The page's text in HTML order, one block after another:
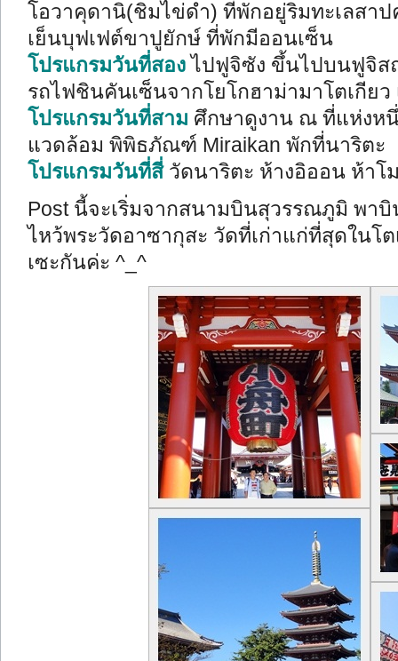
โอวาคุดานิ(ชิมไข่ดำ) ที่พักอยู่ริมทะเลสา
เย็นบุฟเฟต์ขาปูยักษ์ ที่พักมีออนเซ็น
โปรแกรมวันที่สองไปฟูจิซัง ขึ้นไปบนฟูจิส
รถไฟชินคันเซ็นจากโยโกฮาม่ามาโตเกีย
โปรแกรมวันที่สาม ศึกษาดูงาน ณ ที่แห่งห
แวดล้อม พิพิธภัณฑ์ Miraikan พักที่นาริตะ
โปรแกรมวันที่สี่วัดนาริตะ ห้างอิออน ห้าโ
Post นี้จะเริ่มจากสนามบินสุวรรณภูมิ พา
ไหว้พระวัดอาซากุสะ วัดที่เก่าแก่ที่สุดในโ
เซะกันค่ะ ^_^